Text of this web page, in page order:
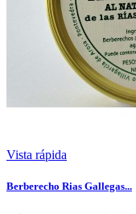
Vista rápida
Berberecho Rias Gallegas...